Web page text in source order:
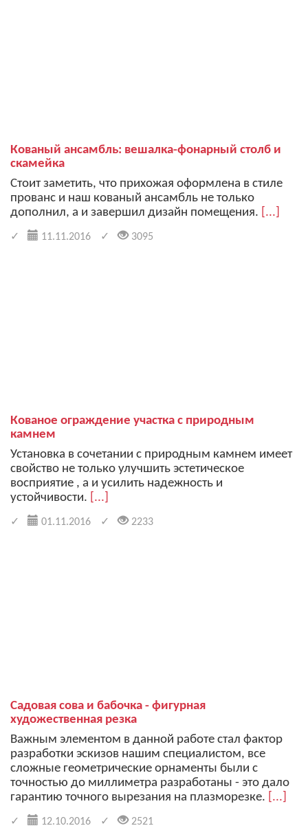
Кованый ансамбль: вешалка-фонарный столб и
скамейка
Стоит заметить, что прихожая оформлена в стиле
прованс и наш кованый ансамбль не только
дополнил, а и завершил дизайн помещения.
[...]
11.11.2016 3095
Кованое ограждение участка с природным
камнем
Установка в сочетании с природным камнем имеет
свойство не только улучшить эстетическое
восприятие , а и усилить надежность и
устойчивости.
[...]
01.11.2016 2233
Садовая сова и бабочка - фигурная
художественная резка
Важным элементом в данной работе стал фактор
разработки эскизов нашим специалистом, все
сложные геометрические орнаменты были с
точностью до миллиметра разработаны - это дало
гарантию точного вырезания на плазморезке.
[...]
12.10.2016 2521